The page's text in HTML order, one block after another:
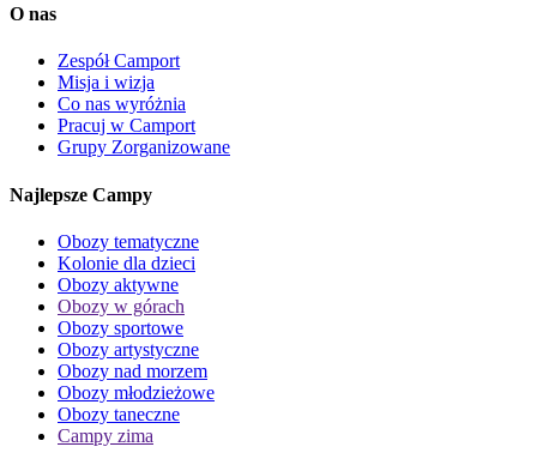
O nas
Zespół Camport
Misja i wizja
Co nas wyróżnia
Pracuj w Camport
Grupy Zorganizowane
Najlepsze Campy
Obozy tematyczne
Kolonie dla dzieci
Obozy aktywne
Obozy w górach
Obozy sportowe
Obozy artystyczne
Obozy nad morzem
Obozy młodzieżowe
Obozy taneczne
Campy zima